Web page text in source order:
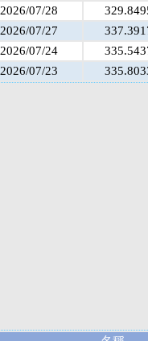
2026/07/28
2026/07/27
2026/07/24
2026/07/23